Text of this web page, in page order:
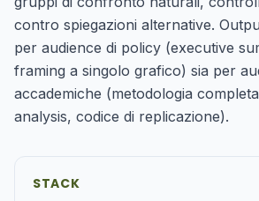
contro spiegazioni alternative.
per audience di policy (executive
framing a singolo grafico) sia per
accademiche (metodologia
analysis, codice di replicazione).
STACK